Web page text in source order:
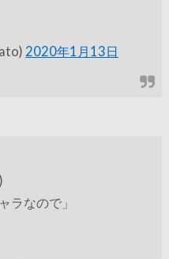
2020年1月13日
ラなので」